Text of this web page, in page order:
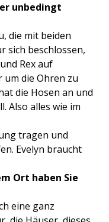
unbedingt
die mit beiden
sich beschlossen,
Rex auf
die Ohren zu
die Hosen an und
Also alles wie im
tragen und
Evelyn braucht
Ort haben Sie
eine ganz